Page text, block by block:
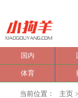
国内
体育
当前位置： 主页 >